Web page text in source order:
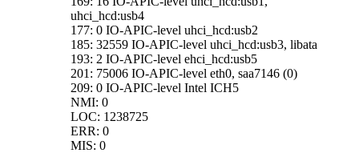
uhci_hcd:usb4
177: 0 IO-APIC-level uhci_hcd:usb2
185: 32559 IO-APIC-level uhci_hcd:usb3, libata
193: 2 IO-APIC-level ehci_hcd:usb5
201: 75006 IO-APIC-level eth0, saa7146 (0)
209: 0 IO-APIC-level Intel ICH5
NMI: 0
LOC: 1238725
ERR: 0
MIS: 0